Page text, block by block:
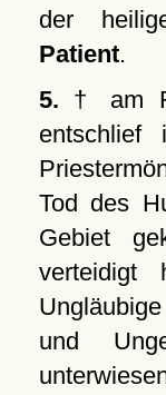
der
Patient.
5. † am
entschlief
Tod des
Gebiet
verteidigt
und